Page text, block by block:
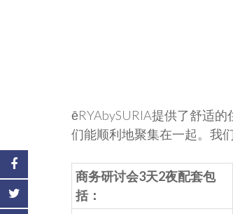
ēRYAbySURIA提供了舒适
们能顺利地聚集在一起。我
商务研讨会3天2夜配套包
括：